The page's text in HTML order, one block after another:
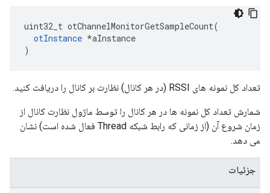
uint32_t otChannelMonitorGetSampleCount(
otInstance *aInstance
)
تعداد کل نمونه های RSSI (در هر کانال) نظارت بر کانال را دریافت کنید.
شمارش تعداد کل نمونه ها در هر کانال را توسط ماژول نظارت کانال از
زمان شروع آن (از زمانی که رابط شبکه Thread فعال شده است) نشان
می دهد.
جزئیات